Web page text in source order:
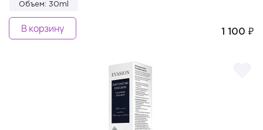
Объем: 30ml
1 100 ₽
В корзину